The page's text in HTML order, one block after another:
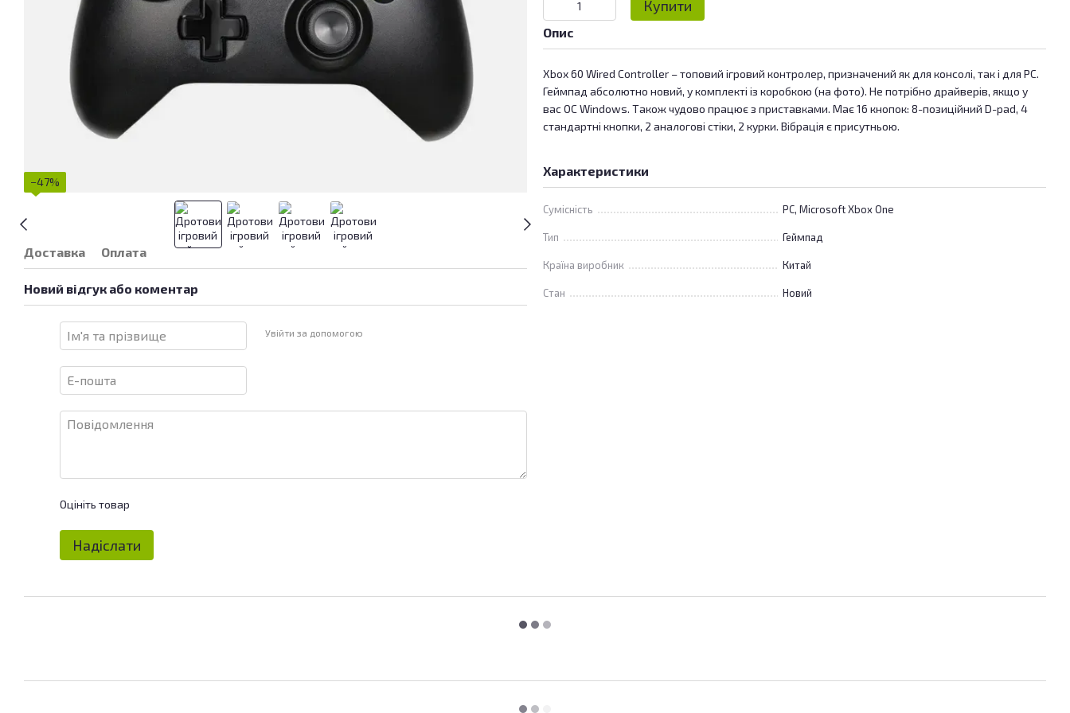
−47%
Доставка Оплата
Новий відгук або коментар
Увійти за допомогою
Оцініть товар
Надіслати
Купити
Опис
Xbox 60 Wired Controller – топовий ігровий контролер, призначений як для консолі, так і для PC.
Геймпад абсолютно новий, у комплекті із коробкою (на фото). Не потрібно драйверів, якщо у
вас OC Windows. Також чудово працює з приставками. Має 16 кнопок: 8-позиційний D-pad, 4
стандартні кнопки, 2 аналогові стіки, 2 курки. Вібрація є присутньою.
Характеристики
Сумісність PC, Microsoft Xbox One
Тип Геймпад
Країна виробник Китай
Стан Новий